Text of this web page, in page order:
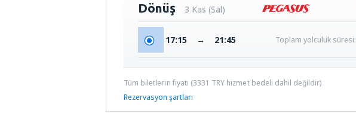
Dönüş 3 Kas (Sal)
17:15 → 21:45 Toplam yolculuk süresi:
Tüm biletlerin fiyatı (3331 TRY hizmet bedeli dahil değildir)
Rezervasyon şartları